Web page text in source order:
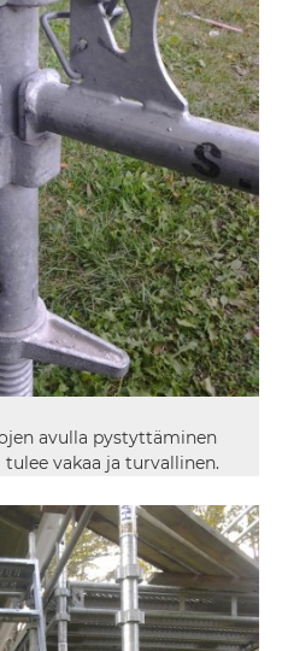
avulla pystyttäminen
vakaa ja turvallinen.